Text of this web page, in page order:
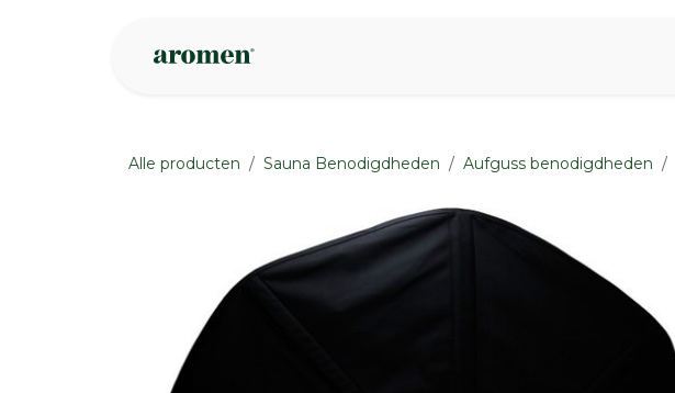
Alle producten Sauna Benodigdheden Aufguss benodigdheden